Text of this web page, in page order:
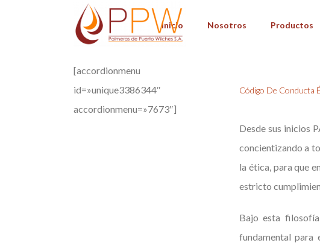
Inicio Nosotros Productos
[accordionmenu
id=»unique3386344″
accordionmenu=»7673″]
Código De Conducta
Desde sus inicios
concientizando a
la ética, para que
estricto
Bajo esta
fundamental para